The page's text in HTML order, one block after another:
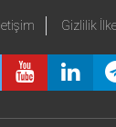
İletişim Gizlilik